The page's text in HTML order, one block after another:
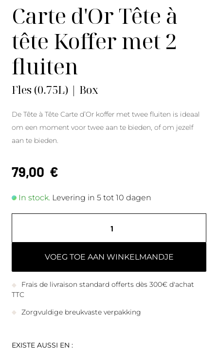
Carte d'Or Tête à
tête Koffer met 2
fluiten
Fles (0.75L) | Box
De Tête à Tête Carte d’Or koffer met twee fluiten is ideaal
om een moment voor twee aan te bieden, of om jezelf
aan te bieden.
79,00 €
In stock. Levering in 5 tot 10 dagen
VOEG TOE AAN WINKELMANDJE
Frais de livraison standard offerts dès 300€ d'achat
TTC
Zorgvuldige breukvaste verpakking
EXISTE AUSSI EN :